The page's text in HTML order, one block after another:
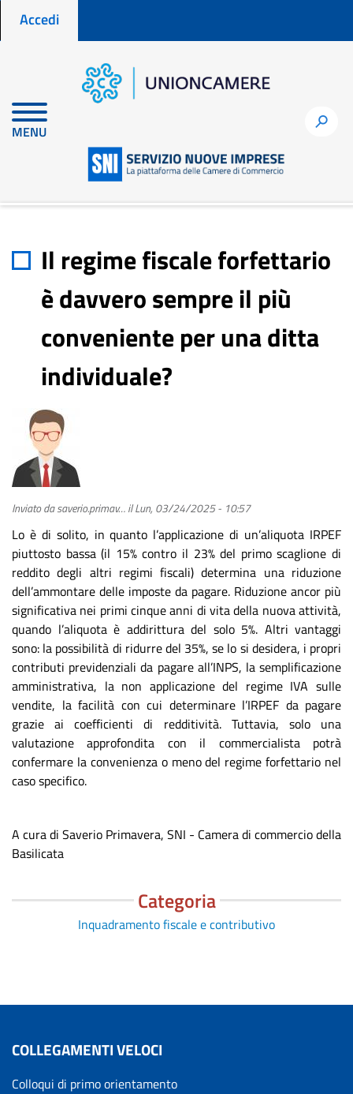
Menu profilo utente
Accedi
MENU
h
Home
Il regime fiscale forfettario è davvero sempre il più conveniente
per una ditta individuale?
Il regime fiscale forfettario
è davvero sempre il più
conveniente per una ditta
individuale?
Inviato dasaverio.primav…ilLun, 03/24/2025 - 10:57
Lo è di solito, in quanto l’applicazione di un’aliquota IRPEF
piuttosto bassa (il 15% contro il 23% del primo scaglione di
reddito degli altri regimi fiscali) determina una riduzione
dell’ammontare delle imposte da pagare. Riduzione ancor più
significativa nei primi cinque anni di vita della nuova attività,
quando l’aliquota è addirittura del solo 5%. Altri vantaggi
sono: la possibilità di ridurre del 35%, se lo si desidera, i propri
contributi previdenziali da pagare all’INPS, la semplificazione
amministrativa, la non applicazione del regime IVA sulle
vendite, la facilità con cui determinare l’IRPEF da pagare
grazie ai coefficienti di redditività. Tuttavia, solo una
valutazione approfondita con il commercialista potrà
confermare la convenienza o meno del regime forfettario nel
caso specifico.
A cura di Saverio Primavera, SNI - Camera di commercio della
Basilicata
Categoria
Inquadramento fiscale e contributivo
COLLEGAMENTI VELOCI
Colloqui di primo orientamento